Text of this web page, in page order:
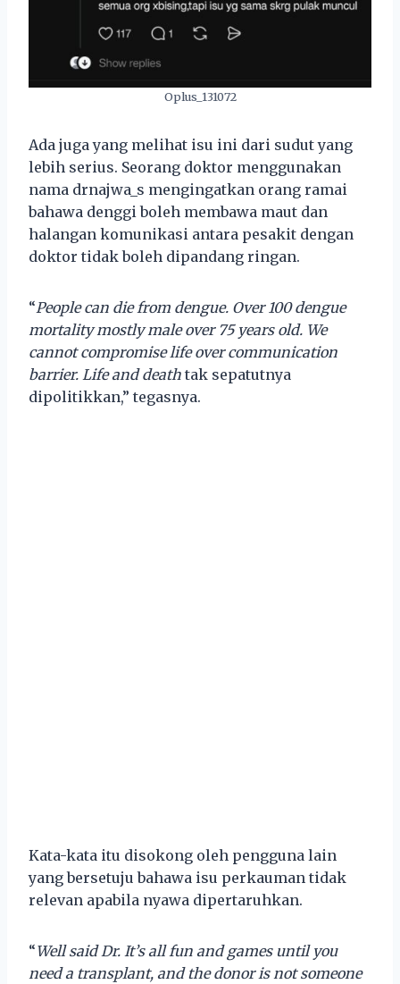
Oplus_131072
Ada juga yang melihat isu ini dari sudut yang
lebih serius. Seorang doktor menggunakan
nama drnajwa_s mengingatkan orang ramai
bahawa denggi boleh membawa maut dan
halangan komunikasi antara pesakit dengan
doktor tidak boleh dipandang ringan.
“People can die from dengue. Over 100 dengue
mortality mostly male over 75 years old. We
cannot compromise life over communication
barrier. Life and death tak sepatutnya
dipolitikkan,” tegasnya.
Kata-kata itu disokong oleh pengguna lain
yang bersetuju bahawa isu perkauman tidak
relevan apabila nyawa dipertaruhkan.
“Well said Dr. It’s all fun and games until you
need a transplant, and the donor is not someone